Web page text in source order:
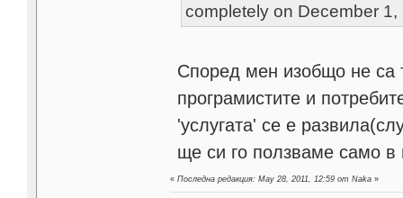
completely on December 1,
Според мен изобщо не са
програмистите и
'услугата' се е
ще си го ползваме само в
«Последна редакция: May 28, 2011, 12:59 от Naka »